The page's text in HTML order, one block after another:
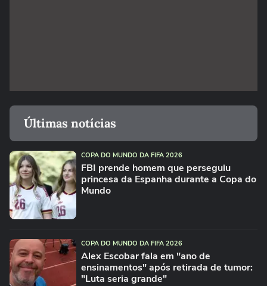
Últimas notícias
COPA DO MUNDO DA FIFA 2026
FBI prende homem que perseguiu
princesa da Espanha durante a Copa do
Mundo
COPA DO MUNDO DA FIFA 2026
Alex Escobar fala em "ano de
ensinamentos" após retirada de tumor:
"Luta seria grande"